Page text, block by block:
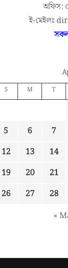
অফিস:
ই-মেইলঃ
সকল
S M T
5
6 7
12
13 14
19
20 21
26
27 28
«